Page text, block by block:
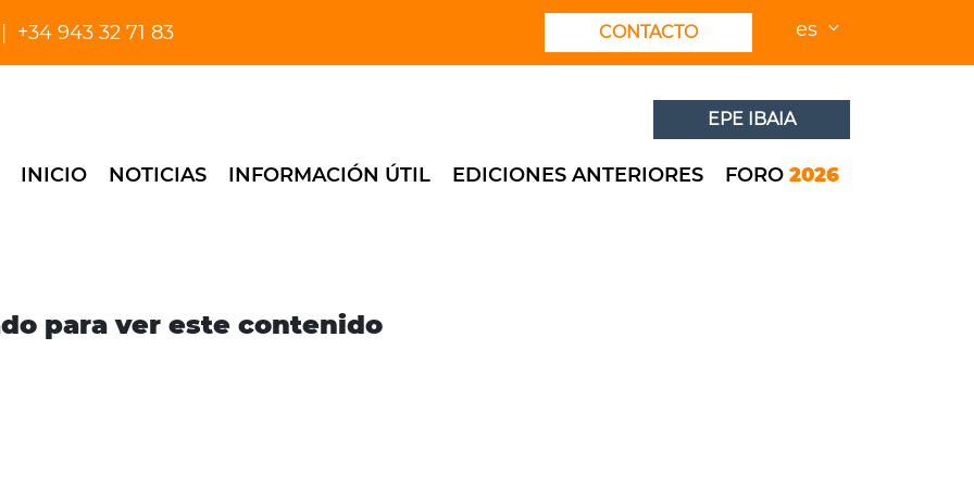
+34 943 32 71 83 CONTACTO es
EPE IBAIA
INICIO NOTICIAS INFORMACIÓN ÚTIL EDICIONES ANTERIORES FORO 2026
para ver este contenido